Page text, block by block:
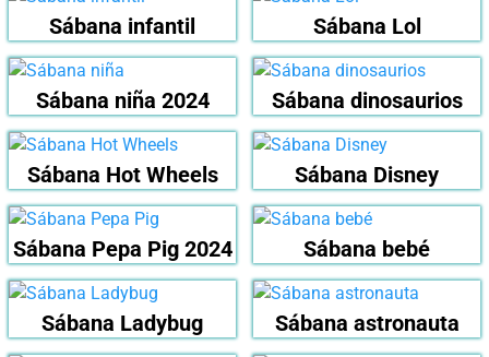
Sábana infantil Sábana Lol
Sábana niña 2024 Sábana dinosaurios
Sábana Hot Wheels Sábana Disney
Sábana Pepa Pig 2024 Sábana bebé
Sábana Ladybug Sábana astronauta